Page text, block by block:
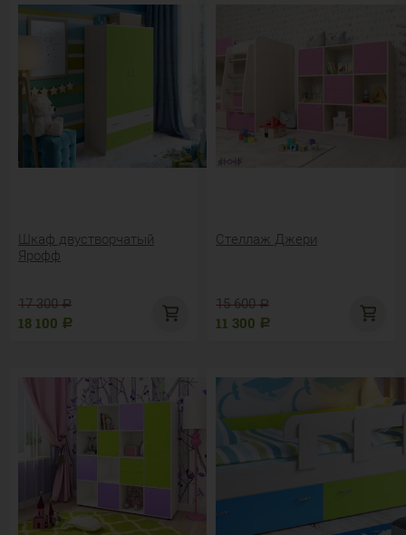
Шкаф двустворчатый
Ярофф
17 300 Р
18 100 Р
Стеллаж Джери
15 600 Р
11 300 Р